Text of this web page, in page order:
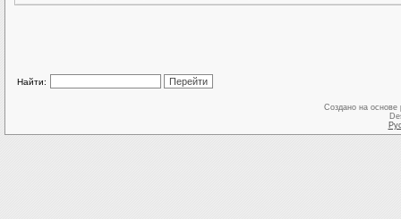
Найти:
Создано на основе